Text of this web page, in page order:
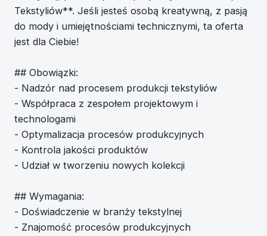
Tekstyliów**. Jeśli jesteś osobą kreatywną, z pasją
do mody i umiejętnościami technicznymi, ta oferta
jest dla Ciebie!
## Obowiązki:
- Nadzór nad procesem produkcji tekstyliów
- Współpraca z zespołem projektowym i
technologami
- Optymalizacja procesów produkcyjnych
- Kontrola jakości produktów
- Udział w tworzeniu nowych kolekcji
## Wymagania:
- Doświadczenie w branży tekstylnej
- Znajomość procesów produkcyjnych